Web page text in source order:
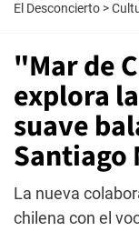
El Desconcierto >
"Mar de
explora
suave
Santiago
La nueva
chilena con el